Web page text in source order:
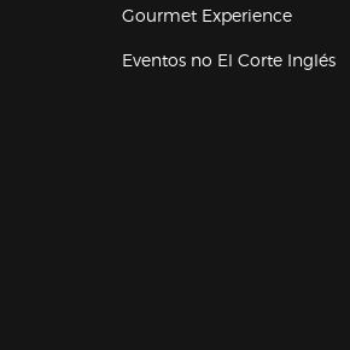
Gourmet Experience
Eventos no El Corte Inglés